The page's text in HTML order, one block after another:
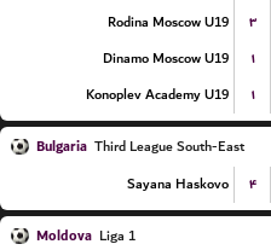
Rodina Moscow U19
۳
Dinamo Moscow U19
۱
Konoplev Academy U19
۱
Bulgaria Third League South-East
Sayana Haskovo
۴
Moldova Liga 1